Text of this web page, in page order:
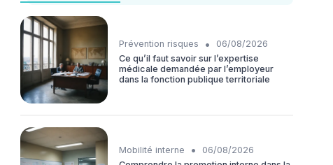
Prévention risques •
06/08/2026
Ce qu’il faut savoir sur l’expertise
médicale demandée par l’employeur
dans la fonction publique territoriale
Mobilité interne •
06/08/2026